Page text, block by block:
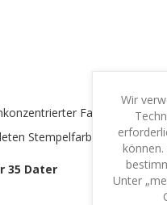
Farbe.
Stempelfarben sind als
35 Dater
Wir
Unter